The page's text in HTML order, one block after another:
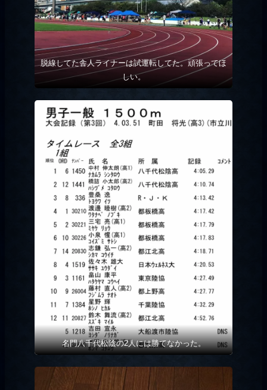
脱線してた舎人ライナーは試運転してた。頑張ってほ
しい。
名門八千代松陰の2人には勝てなかった。